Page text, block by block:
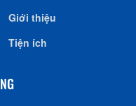
Giới thiệu
Tiện ích